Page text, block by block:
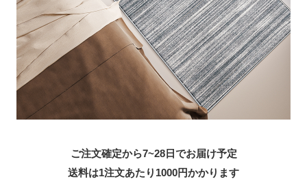
ご注文確定から7~28日でお届け予定
送料は1注文あたり 1000円かかります